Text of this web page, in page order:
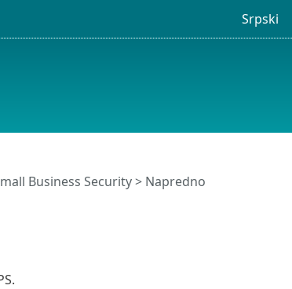
Srpski
Business Security> Napredno